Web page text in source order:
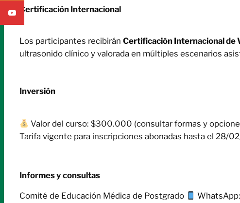
Certificación Internacional
Los participantes recibirán Certificación Internacional de
ultrasonido clínico y valorada en múltiples escenarios
Inversión
Valor del curso: $300.000 (consultar formas y
Tarifa vigente para inscripciones abonadas hasta el 28/
Informes y consultas
Comité de Educación Médica de Postgrado